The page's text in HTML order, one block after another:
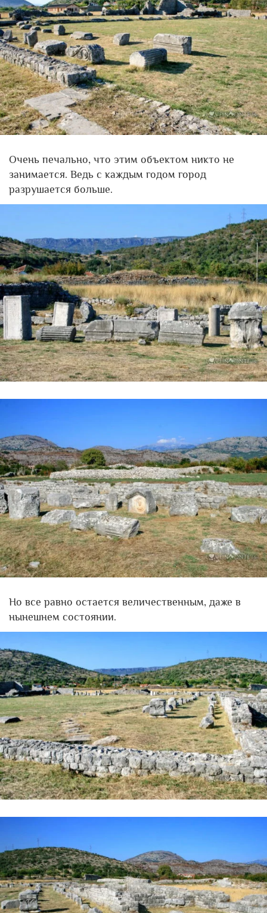
Очень печально, что этим объектом никто не
занимается. Ведь с каждым годом город
разрушается больше.
Но все равно остается величественным, даже в
нынешнем состоянии.